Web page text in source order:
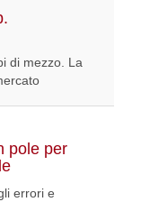
di mezzo. La
pole per
errori e